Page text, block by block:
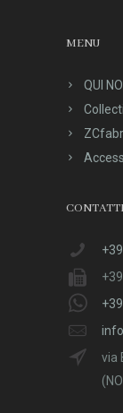
MENU
QUI
CONTATTI
via